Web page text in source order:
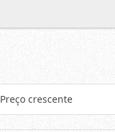
Preço crescente